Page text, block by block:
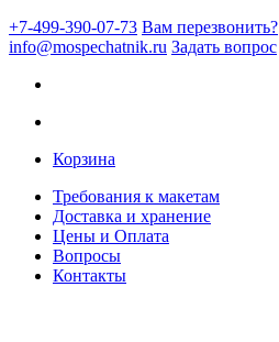
+7-499-390-07-73 Вам перезвонить?
info@mospechatnik.ru Задать вопрос
Корзина
Требования к макетам
Доставка и хранение
Цены и Оплата
Вопросы
Контакты